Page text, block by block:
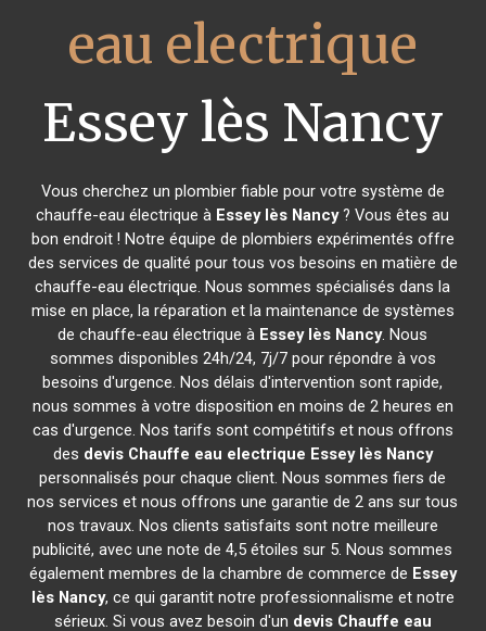
eau electrique
Essey lès Nancy
Vous cherchez un plombier fiable pour votre système de
chauffe-eau électrique à Essey lès Nancy? Vous êtes au
bon endroit ! Notre équipe de plombiers expérimentés offre
des services de qualité pour tous vos besoins en matière de
chauffe-eau électrique. Nous sommes spécialisés dans la
mise en place, la réparation et la maintenance de systèmes
de chauffe-eau électrique à Essey lès Nancy. Nous
sommes disponibles 24h/24, 7j/7 pour répondre à vos
besoins d'urgence. Nos délais d'intervention sont rapide,
nous sommes à votre disposition en moins de 2 heures en
cas d'urgence. Nos tarifs sont compétitifs et nous offrons
des devis Chauffe eau electrique Essey lès Nancy
personnalisés pour chaque client. Nous sommes fiers de
nos services et nous offrons une garantie de 2 ans sur tous
nos travaux. Nos clients satisfaits sont notre meilleure
publicité, avec une note de 4,5 étoiles sur 5. Nous sommes
également membres de la chambre de commerce de Essey
lès Nancy, ce qui garantit notre professionnalisme et notre
sérieux. Si vous avez besoin d'un devis Chauffe eau